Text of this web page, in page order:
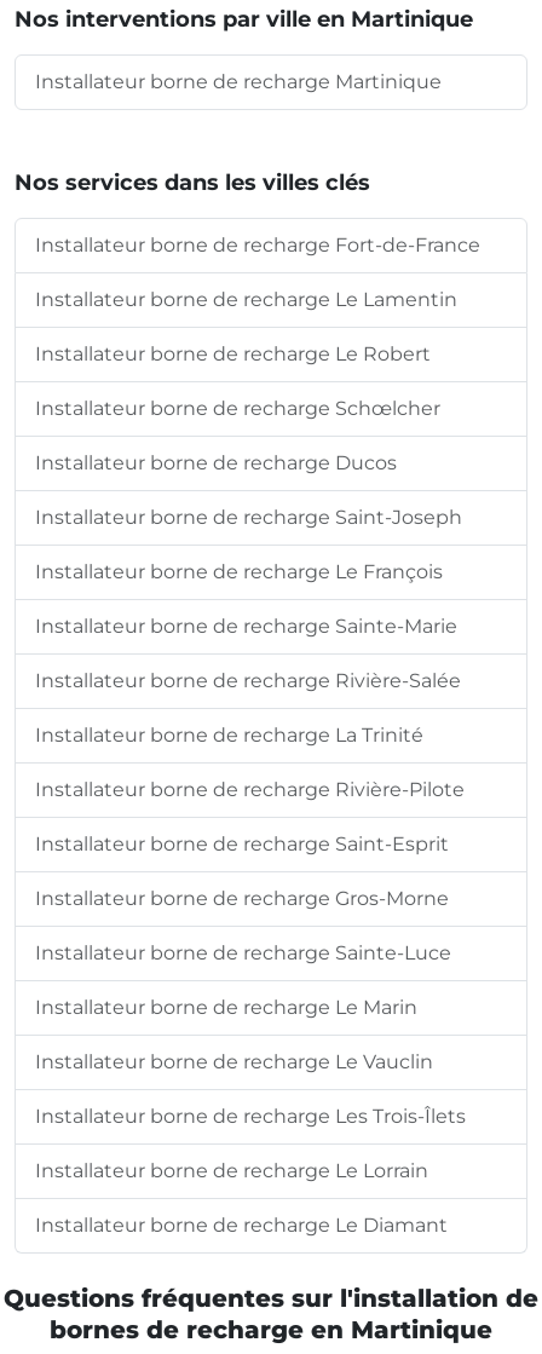
Nos interventions par ville en Martinique
Installateur borne de recharge Martinique
Nos services dans les villes clés
Installateur borne de recharge Fort-de-France
Installateur borne de recharge Le Lamentin
Installateur borne de recharge Le Robert
Installateur borne de recharge Schœlcher
Installateur borne de recharge Ducos
Installateur borne de recharge Saint-Joseph
Installateur borne de recharge Le François
Installateur borne de recharge Sainte-Marie
Installateur borne de recharge Rivière-Salée
Installateur borne de recharge La Trinité
Installateur borne de recharge Rivière-Pilote
Installateur borne de recharge Saint-Esprit
Installateur borne de recharge Gros-Morne
Installateur borne de recharge Sainte-Luce
Installateur borne de recharge Le Marin
Installateur borne de recharge Le Vauclin
Installateur borne de recharge Les Trois-Îlets
Installateur borne de recharge Le Lorrain
Installateur borne de recharge Le Diamant
Questions fréquentes sur l'installation de
bornes de recharge en Martinique